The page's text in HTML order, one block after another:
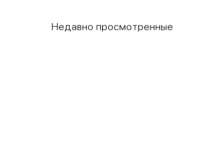
Недавно просмотренные